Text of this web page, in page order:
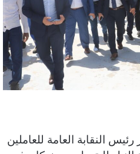
النقابة العامة للعاملين